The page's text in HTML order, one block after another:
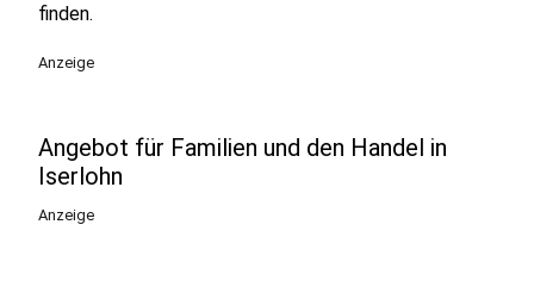
finden.
Anzeige
Angebot für Familien und den Handel in
Iserlohn
Anzeige